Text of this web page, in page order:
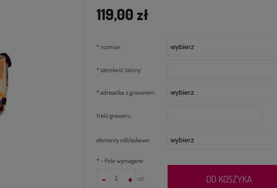
119,00 zł
*rozmiar:
*szerokość taśmy:
*adresatka z grawerem:
treść graweru:
elementy odblaskowe:
*- Pole wymagane
+
- szt. DO KOSZYKA